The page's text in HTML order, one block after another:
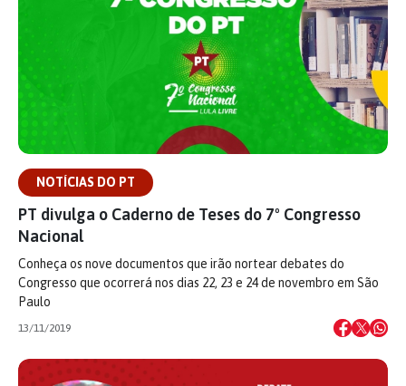
NOTÍCIAS DO PT
PT divulga o Caderno de Teses do 7º Congresso
Nacional
Conheça os nove documentos que irão nortear debates do
Congresso que ocorrerá nos dias 22, 23 e 24 de novembro em São
Paulo
13/11/2019